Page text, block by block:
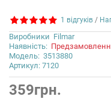
1 відгуків /
Виробники Filmar
Наявність:
Модель: 3513880
Артикул: 7120
359грн.